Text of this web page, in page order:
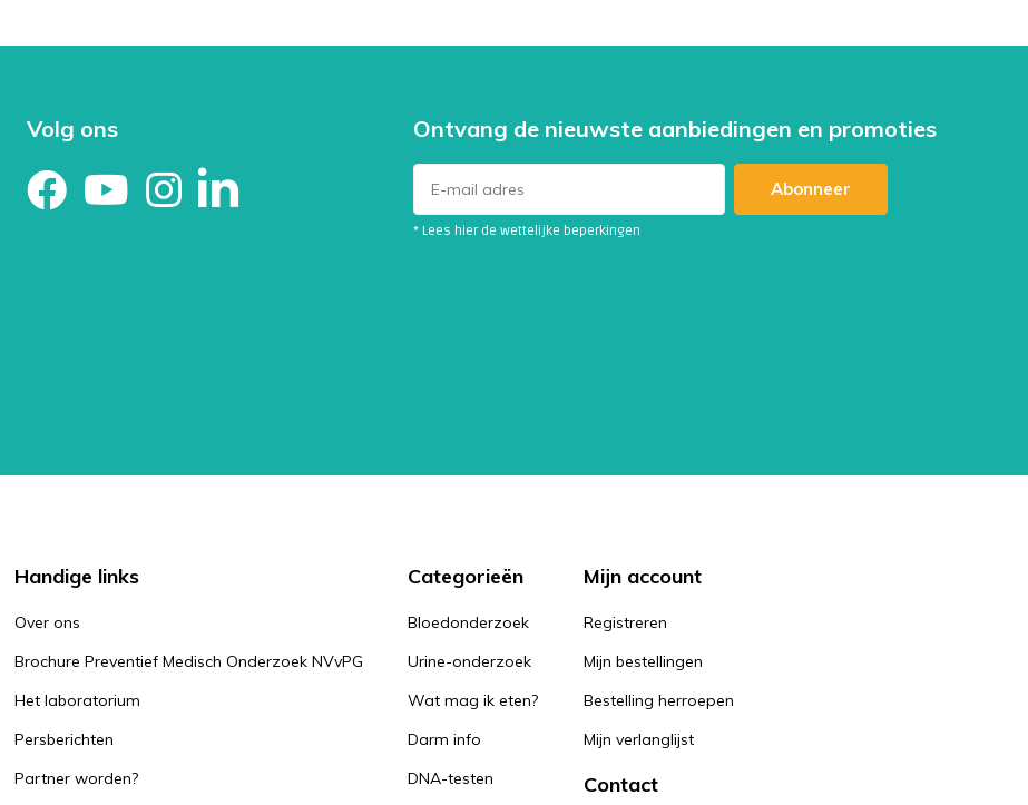
Volg ons Ontvang de nieuwste aanbiedingen en promoties
Abonneer
* Lees hier de wettelijke beperkingen
Handige links
Over ons
Brochure Preventief Medisch Onderzoek NVvPG
Het laboratorium
Persberichten
Partner worden?
Categorieën
Bloedonderzoek
Urine-onderzoek
Wat mag ik eten?
Darm info
DNA-testen
Mijn account
Registreren
Mijn bestellingen
Bestelling herroepen
Mijn verlanglijst
Contact